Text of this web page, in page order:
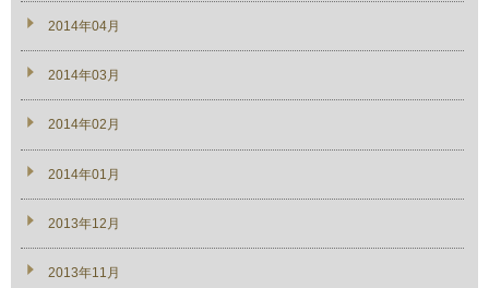
2014年04月
2014年03月
2014年02月
2014年01月
2013年12月
2013年11月